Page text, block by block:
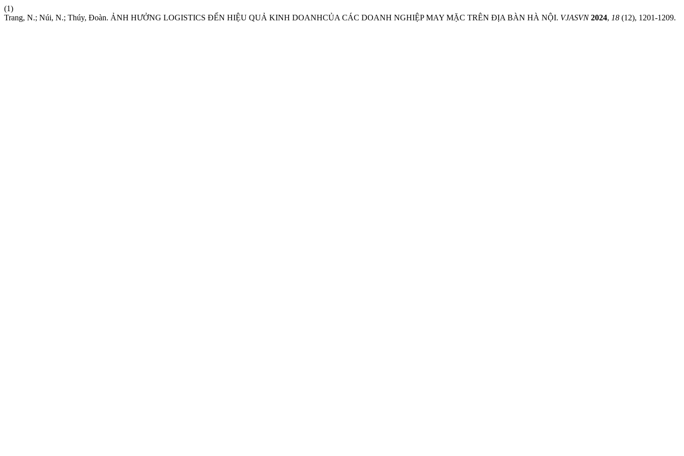
(1)
Trang, N.; Núi, N.; Thúy, Đoàn. ẢNH HƯỞNG LOGISTICS ĐẾN HIỆU QUẢ KINH DOANHCỦA CÁC DOANH NGHIỆP MAY MẶC TRÊN ĐỊA BÀN HÀ NỘI. VJASVN 2024, 18 (12), 1201-1209.